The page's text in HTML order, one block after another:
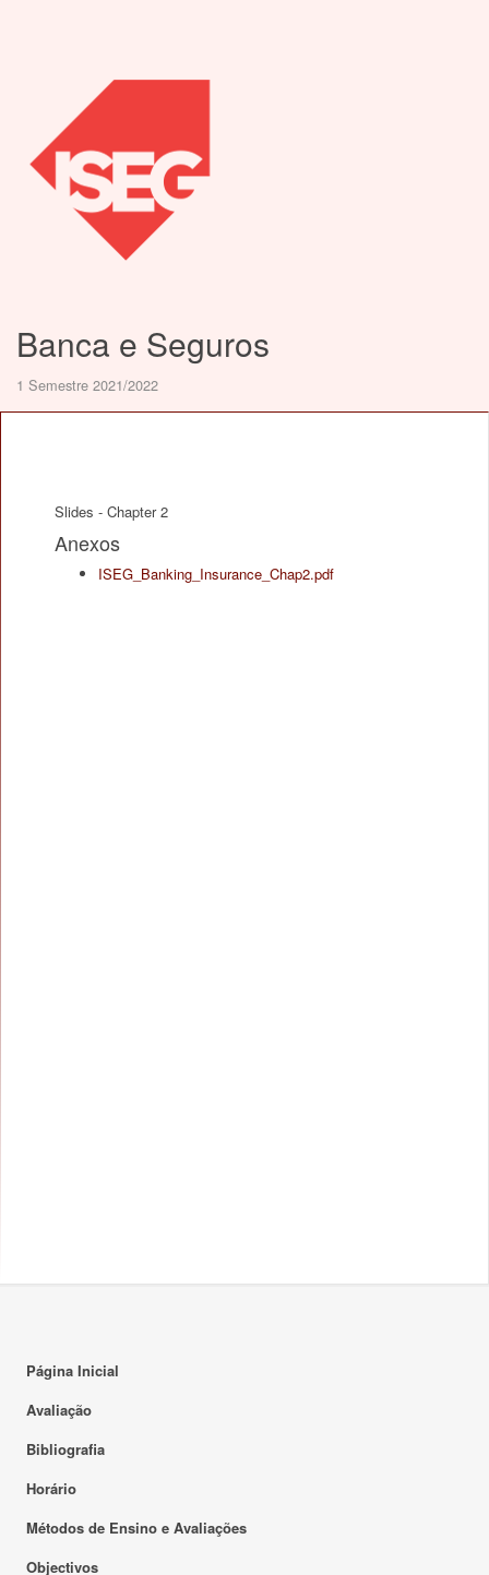
Banca e Seguros
1 Semestre 2021/2022
Slides - Chapter 2
Anexos
ISEG_Banking_Insurance_Chap2.pdf
Página Inicial
Avaliação
Bibliografia
Horário
Métodos de Ensino e Avaliações
Objectivos